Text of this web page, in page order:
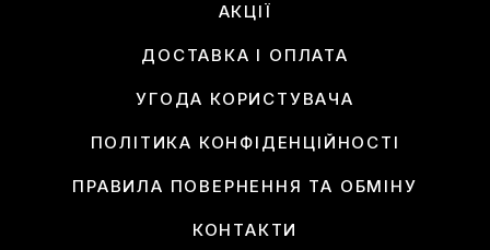
АКЦІЇ
ДОСТАВКА І ОПЛАТА
УГОДА КОРИСТУВАЧА
ПОЛІТИКА КОНФІДЕНЦІЙНОСТІ
ПРАВИЛА ПОВЕРНЕННЯ ТА ОБМІНУ
КОНТАКТИ